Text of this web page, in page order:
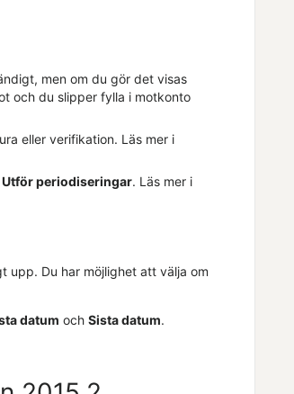
men om du gör det visas
och du slipper fylla i motkonto
eller verifikation. Läs mer i
Utför periodiseringar. Läs mer i
upp. Du har möjlighet att välja om
datum och Sista datum.